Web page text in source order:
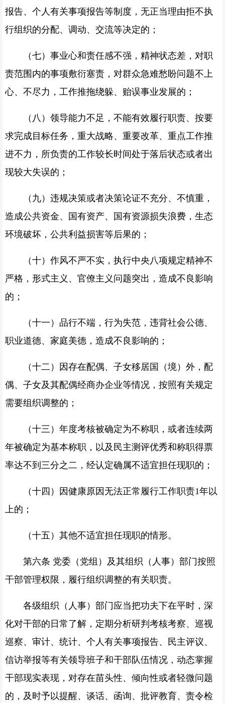
报告、个人有关事项报告等制度，无正当理由拒不执
行组织的分配、调动、交流等决定的；
（七）事业心和责任感不强，精神状态差，对职
责范围内的事项敷衍塞责，对群众急难愁盼问题不上
心、不尽力，工作推拖绕躲、贻误事业发展的；
（八）领导能力不足，不能有效履行职责、按要
求完成目标任务，重大战略、重要改革、重点工作推
进不力，所负责的工作较长时间处于落后状态或者出
现较大失误的；
（九）违规决策或者决策论证不充分、不慎重，
造成公共资金、国有资产、国有资源损失浪费，生态
环境破坏，公共利益损害等后果的；
（十）作风不严不实，执行中央八项规定精神不
严格，形式主义、官僚主义问题突出，造成不良影响
的；
（十一）品行不端，行为失范，违背社会公德、
职业道德、家庭美德，造成不良影响的；
（十二）因存在配偶、子女移居国（境）外，配
偶、子女及其配偶经商办企业等情况，按照有关规定
需要组织调整的；
（十三）年度考核被确定为不称职，或者连续两
年被确定为基本称职，以及民主测评优秀和称职得票
率达不到三分之二，经认定确属不适宜担任现职的；
（十四）因健康原因无法正常履行工作职责1年以
上的；
（十五）其他不适宜担任现职的情形。
第六条 党委（党组）及其组织（人事）部门按照
干部管理权限，履行组织调整的有关职责。
各级组织（人事）部门应当把功夫下在平时，深
化对干部的日常了解，定期分析研判考核考察、巡视
巡察、审计、统计、个人有关事项报告、民主评议、
信访举报等有关领导班子和干部队伍情况，动态掌握
干部现实表现，对存在苗头性、倾向性或者轻微问题
的，及时予以提醒、谈话、函询、批评教育、责令检